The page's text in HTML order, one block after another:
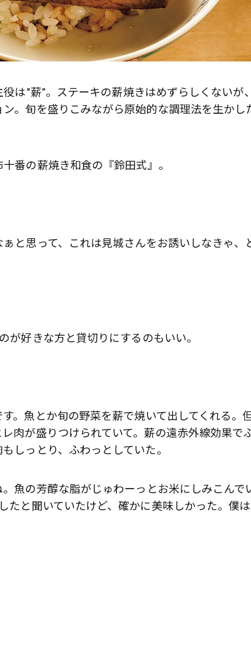
役は”薪”。ステーキの薪焼きはめずらしくないが
。旬を盛りこみながら原始的な調理法を生かし
番の薪焼き和食の『鈴田式』。
と思って、これは見城さんをお誘いしなきゃ、
が好きな方と貸切りにするのもいい。
。魚とか旬の野菜を薪で焼いて出してくれる。
肉が盛りつけられていて。薪の遠赤外線効果で
しっとり、ふわっとしていた。
魚の芳醇な脂がじゅわーっとお米にしみこんで
たと聞いていたけど、確かに美味しかった。僕